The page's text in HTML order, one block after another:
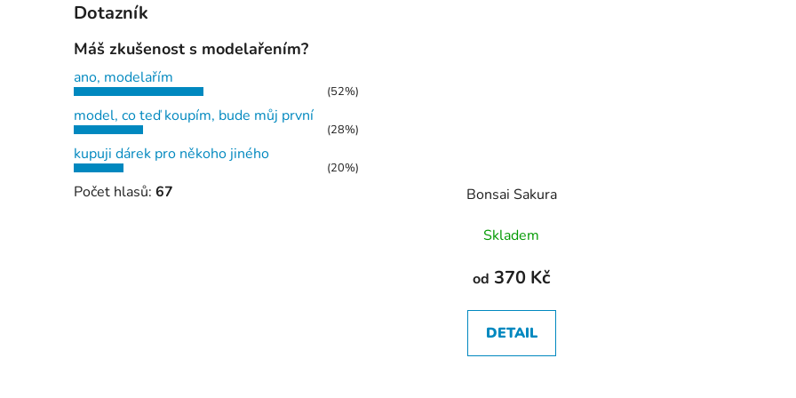
Dotazník
Máš zkušenost s modelařením?
ano, modelařím
(52%)
model, co teď koupím, bude můj první
(28%)
kupuji dárek pro někoho jiného
(20%)
Počet hlasů: 67 Bonsai Sakura
Skladem
od 370 Kč
DETAIL